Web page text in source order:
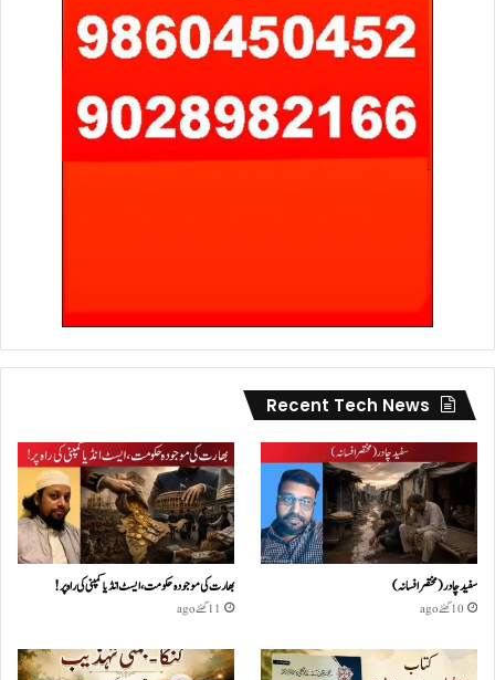
Recent Tech News
سفید چادر( مختصر افسانہ)
10 گھنٹے ago
بھارت کی موجودہ حکومت،ایسٹ انڈیا کمپنی کی راہ پر!
11 گھنٹے ago